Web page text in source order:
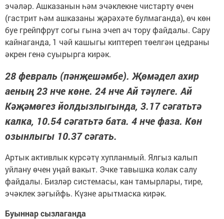
эчәләр. Ашказанын һәм эчәклекне чистарту өчен
(гастрит һәм ашказаны җәрәхәте булмаганда), өч көн
буе грейпфрут согы гына эчеп ач тору файдалы. Сару
кайнаганда, 1 чәй кашыгы киптереп төелгән цедраны
әкрен генә суырырга кирәк.
28 февраль (пәнҗешәмбе). Җөмәдел ахир
аеның 23 нче көне. 24 нче Ай тәүлеге. Ай
Кәҗәмөгез йолдызлыгында, 3.17 сәгатьтә
калка, 10.54 сәгатьтә бата. 4 нче фаза. Көн
озынлыгы 10.37 сәгать.
Артык активлык күрсәтү хупланмый. Ялгыз калып
уйлану өчен уңай вакыт. Эчке тавышка колак салу
файдалы. Бизләр системасы, кан тамырлары, тире,
эчәклек зәгыйфь. Күзне арытмаска кирәк.
Буыннар сызлаганда